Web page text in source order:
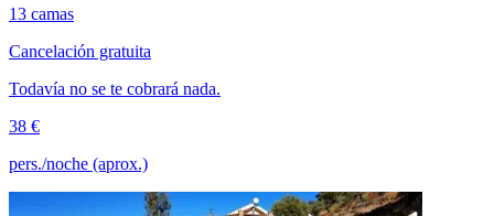
13 camas
Cancelación gratuita
Todavía no se te cobrará nada.
38 €
pers./noche (aprox.)